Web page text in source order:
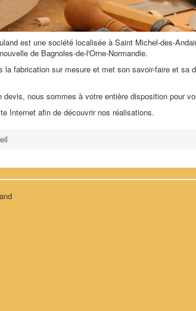
est une société localisée à Saint Michel-des-
de Bagnoles-de-l'Orne-Normandie.
la fabrication sur mesure et met son savoir-faire et sa
devis, nous sommes à votre entière disposition pour
Internet afin de découvrir nos réalisations.